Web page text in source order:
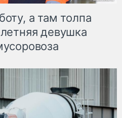
а там толпа
девушка